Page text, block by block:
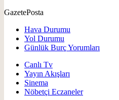
GazetePosta
Hava Durumu
Yol Durumu
Günlük Burç Yorumları
Canlı Tv
Yayın Akışları
Sinema
Nöbetçi Eczaneler